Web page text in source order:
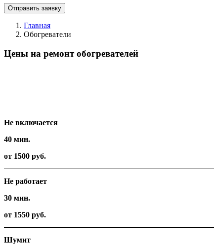
Отправить заявку
Главная
Обогреватели
Цены на ремонт обогревателей
Не включается
40 мин.
от 1500 руб.
Не работает
30 мин.
от 1550 руб.
Шумит